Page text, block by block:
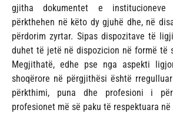
gjitha dokumentet e
përkthehen në këto dy gjuhë dhe, në
përdorim zyrtar. Sipas dispozitave të
duhet të jetë në dispozicion në formë të
Megjithatë, edhe pse nga aspekti
shoqërore në përgjithësi është
përkthimi, puna dhe profesioni i
profesionet më së paku të respektuara në